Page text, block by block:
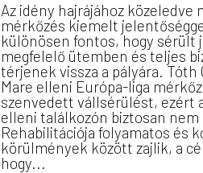
Az idény hajrájához közeledve
mérkőzés kiemelt
különösen fontos, hogy sérült
megfelelő ütemben és teljes
térjenek vissza a pályára. Tóth
Mare elleni Európa-liga
szenvedett vállsérülést, ezért
elleni találkozón biztosan
Rehabilitációja folyamatos és
körülmények között zajlik, a
hogy...